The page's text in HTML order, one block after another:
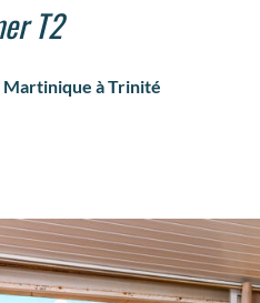
T2
Martinique à Trinité